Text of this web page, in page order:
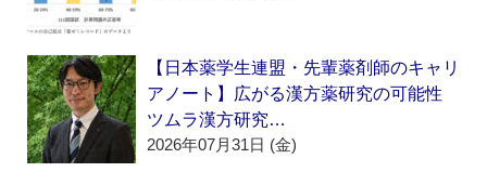
【日本薬学生連盟・先輩薬剤師のキャリ
アノート】広がる漢方薬研究の可能性
ツムラ漢方研究…
2026年07月31日 (金)